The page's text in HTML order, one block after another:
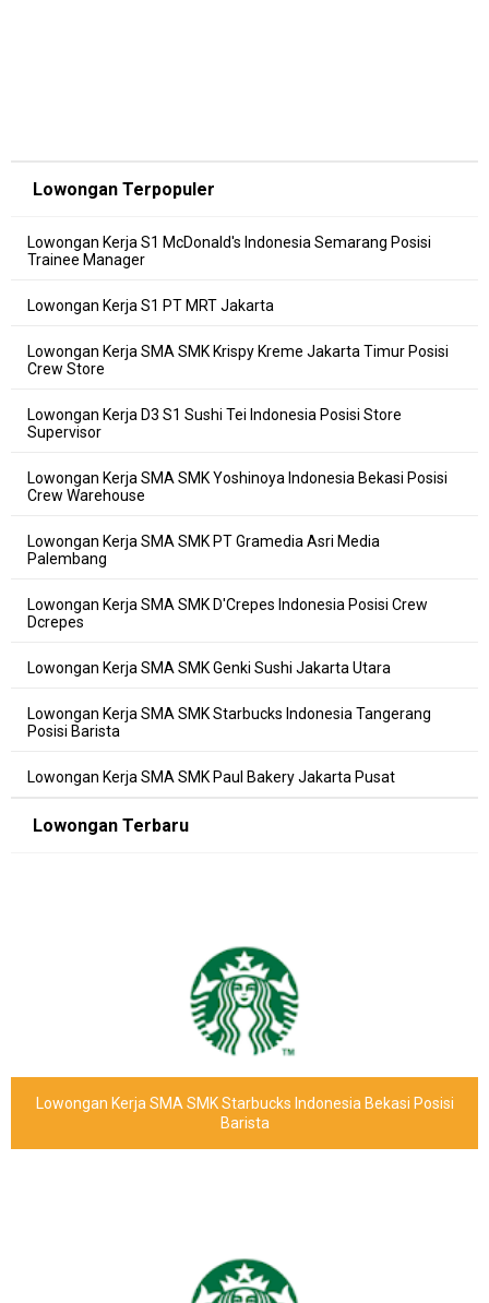
Lowongan Terpopuler
Lowongan Kerja S1 McDonald's Indonesia Semarang Posisi
Trainee Manager
Lowongan Kerja S1 PT MRT Jakarta
Lowongan Kerja SMA SMK Krispy Kreme Jakarta Timur Posisi
Crew Store
Lowongan Kerja D3 S1 Sushi Tei Indonesia Posisi Store
Supervisor
Lowongan Kerja SMA SMK Yoshinoya Indonesia Bekasi Posisi
Crew Warehouse
Lowongan Kerja SMA SMK PT Gramedia Asri Media
Palembang
Lowongan Kerja SMA SMK D'Crepes Indonesia Posisi Crew
Dcrepes
Lowongan Kerja SMA SMK Genki Sushi Jakarta Utara
Lowongan Kerja SMA SMK Starbucks Indonesia Tangerang
Posisi Barista
Lowongan Kerja SMA SMK Paul Bakery Jakarta Pusat
Lowongan Terbaru
Lowongan Kerja SMA SMK Starbucks Indonesia Bekasi Posisi
Barista